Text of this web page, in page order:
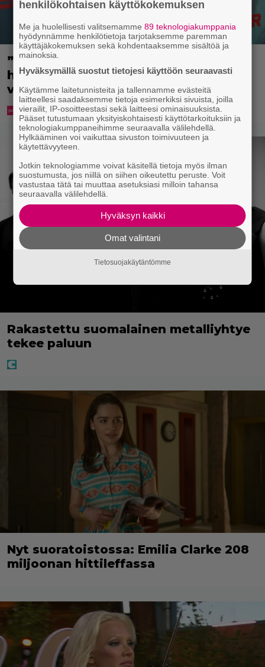
”Nukuimme kaikki viisi samassa
huoneessa” – Renny Harlinin perhe
vietti unelmien kesän Suomessa
Rakastettu suomalainen metalliyhtye
tekee paluun
Nyt suoratoistossa: Emilia Clarke 208
miljoonan hittileffassa
henkilökohtaisen käyttökokemuksen
Me ja huolellisesti valitsemamme89 teknologiakumppania
hyödynnämme henkilötietoja tarjotaksemme paremman
käyttäjäkokemuksen sekä kohdentaaksemme sisältöä ja
mainoksia.
Hyväksymällä suostut tietojesi käyttöön seuraavasti
Käytämme laitetunnisteita ja tallennamme evästeitä
laitteellesi saadaksemme tietoja esimerkiksi sivuista, joilla
vierailit, IP-osoitteestasi sekä laitteesi ominaisuuksista.
Pääset tutustumaan yksityiskohtaisesti käyttötarkoituksiin ja
teknologiakumppaneihimme seuraavalla välilehdellä.
Hylkääminen voi vaikuttaa sivuston toimivuuteen ja
käytettävyyteen.
Jotkin teknologiamme voivat käsitellä tietoja myös ilman
suostumusta, jos niillä on siihen oikeutettu peruste. Voit
vastustaa tätä tai muuttaa asetuksiasi milloin tahansa
seuraavalla välilehdellä.
Hyväksyn kaikki
Omat valintani
Tietosuojakäytäntömme